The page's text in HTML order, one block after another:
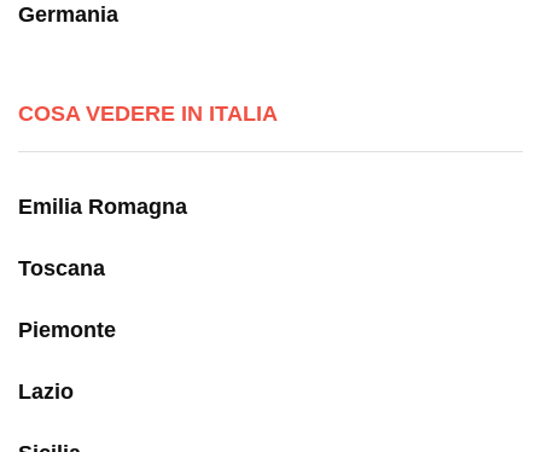
Germania
COSA VEDERE IN ITALIA
Emilia Romagna
Toscana
Piemonte
Lazio